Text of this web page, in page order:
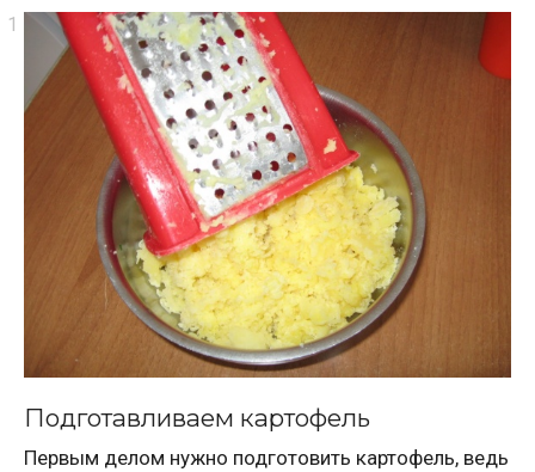
Подготавливаем картофель
Первым делом нужно подготовить картофель, ведь